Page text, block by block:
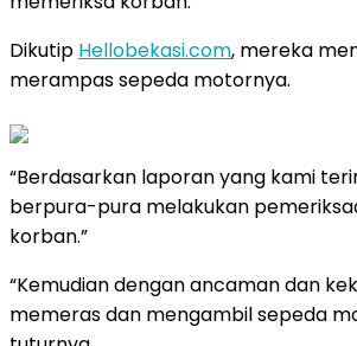
Dikutip Hellobekasi.com, mereka
merampas sepeda motornya.
“Berdasarkan laporan yang kami
berpura-pura melakukan
korban.”
“Kemudian dengan ancaman dan
memeras dan mengambil sepeda